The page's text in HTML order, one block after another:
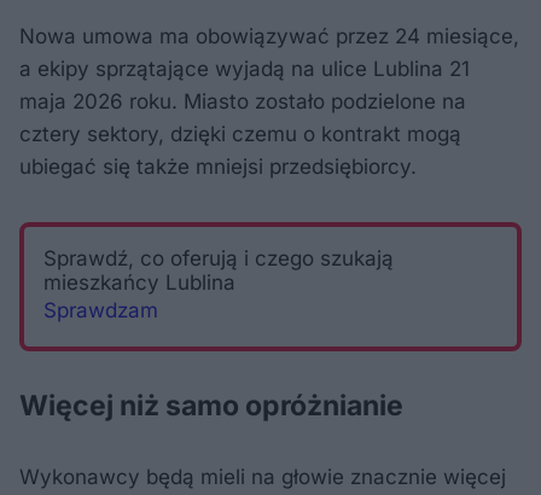
Nowa umowa ma obowiązywać przez 24 miesiące,
a ekipy sprzątające wyjadą na ulice Lublina 21
maja 2026 roku. Miasto zostało podzielone na
cztery sektory, dzięki czemu o kontrakt mogą
ubiegać się także mniejsi przedsiębiorcy.
Sprawdź, co oferują i czego szukają
mieszkańcy Lublina
Sprawdzam
Więcej niż samo opróżnianie
Wykonawcy będą mieli na głowie znacznie więcej